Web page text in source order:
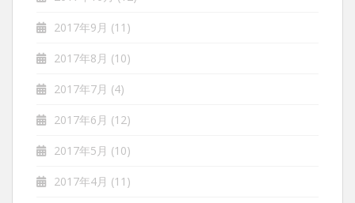
2017年9月 (11)
2017年8月 (10)
2017年7月 (4)
2017年6月 (12)
2017年5月 (10)
2017年4月 (11)